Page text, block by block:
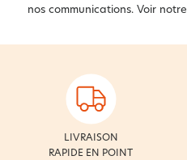
nos communications. Voir notre
LIVRAISON
RAPIDE EN POINT